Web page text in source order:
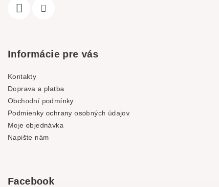
Informácie pre vás
Kontakty
Doprava a platba
Obchodní podmínky
Podmienky ochrany osobných údajov
Moje objednávka
Napište nám
Facebook